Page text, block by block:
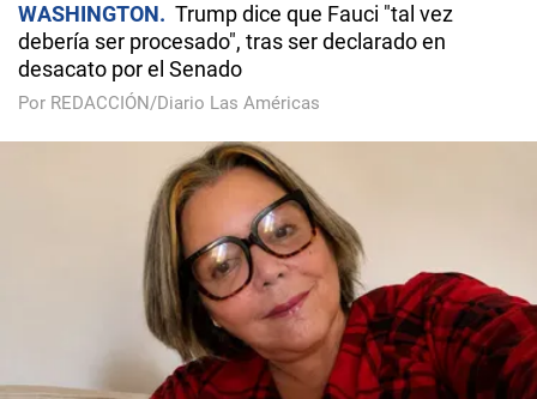
WASHINGTON
Trump dice que Fauci "tal vez
debería ser procesado", tras ser declarado en
desacato por el Senado
Por REDACCIÓN/Diario Las Américas